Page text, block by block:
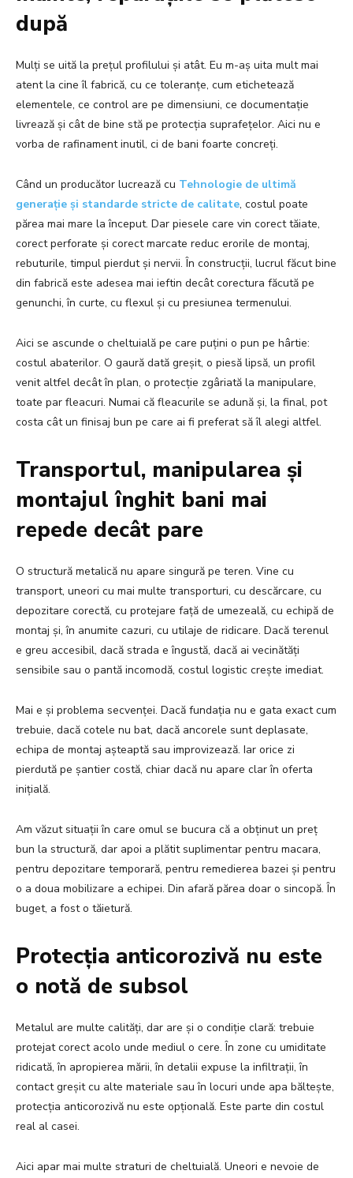
după
Mulți se uită la prețul profilului și atât. Eu m-aș uita mult mai
atent la cine îl fabrică, cu ce toleranțe, cum etichetează
elementele, ce control are pe dimensiuni, ce documentație
livrează și cât de bine stă pe protecția suprafețelor. Aici nu e
vorba de rafinament inutil, ci de bani foarte concreți.
Când un producător lucrează cu Tehnologie de ultimă
generație și standarde stricte de calitate, costul poate
părea mai mare la început. Dar piesele care vin corect tăiate,
corect perforate și corect marcate reduc erorile de montaj,
rebuturile, timpul pierdut și nervii. În construcții, lucrul făcut bine
din fabrică este adesea mai ieftin decât corectura făcută pe
genunchi, în curte, cu flexul și cu presiunea termenului.
Aici se ascunde o cheltuială pe care puțini o pun pe hârtie:
costul abaterilor. O gaură dată greșit, o piesă lipsă, un profil
venit altfel decât în plan, o protecție zgâriată la manipulare,
toate par fleacuri. Numai că fleacurile se adună și, la final, pot
costa cât un finisaj bun pe care ai fi preferat să îl alegi altfel.
Transportul, manipularea și
montajul înghit bani mai
repede decât pare
O structură metalică nu apare singură pe teren. Vine cu
transport, uneori cu mai multe transporturi, cu descărcare, cu
depozitare corectă, cu protejare față de umezeală, cu echipă de
montaj și, în anumite cazuri, cu utilaje de ridicare. Dacă terenul
e greu accesibil, dacă strada e îngustă, dacă ai vecinătăți
sensibile sau o pantă incomodă, costul logistic crește imediat.
Mai e și problema secvenței. Dacă fundația nu e gata exact cum
trebuie, dacă cotele nu bat, dacă ancorele sunt deplasate,
echipa de montaj așteaptă sau improvizează. Iar orice zi
pierdută pe șantier costă, chiar dacă nu apare clar în oferta
inițială.
Am văzut situații în care omul se bucura că a obținut un preț
bun la structură, dar apoi a plătit suplimentar pentru macara,
pentru depozitare temporară, pentru remedierea bazei și pentru
o a doua mobilizare a echipei. Din afară părea doar o sincopă. În
buget, a fost o tăietură.
Protecția anticorozivă nu este
o notă de subsol
Metalul are multe calități, dar are și o condiție clară: trebuie
protejat corect acolo unde mediul o cere. În zone cu umiditate
ridicată, în apropierea mării, în detalii expuse la infiltrații, în
contact greșit cu alte materiale sau în locuri unde apa băltește,
protecția anticorozivă nu este opțională. Este parte din costul
real al casei.
Aici apar mai multe straturi de cheltuială. Uneori e nevoie de